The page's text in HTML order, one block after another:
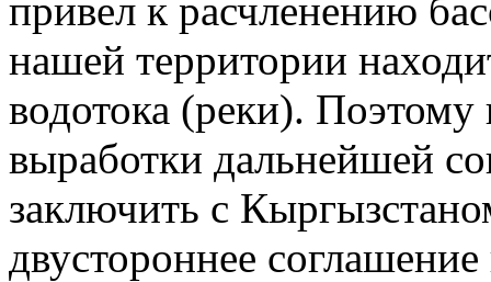
привел к расчленению
нашей территории
водотока (реки).
выработки дальнейшей
заключить с
двустороннее